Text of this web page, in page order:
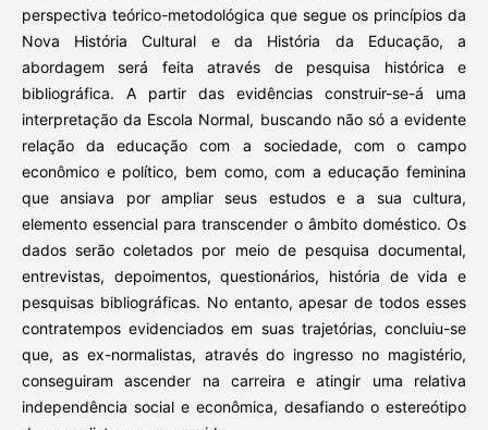
perspectiva teórico-metodológica que segue os princípios da
Nova História Cultural e da História da Educação, a
abordagem será feita através de pesquisa histórica e
bibliográfica. A partir das evidências construir-se-á uma
interpretação da Escola Normal, buscando não só a evidente
relação da educação com a sociedade, com o campo
econômico e político, bem como, com a educação feminina
que ansiava por ampliar seus estudos e a sua cultura,
elemento essencial para transcender o âmbito doméstico. Os
dados serão coletados por meio de pesquisa documental,
entrevistas, depoimentos, questionários, história de vida e
pesquisas bibliográficas. No entanto, apesar de todos esses
contratempos evidenciados em suas trajetórias, concluiu-se
que, as ex-normalistas, através do ingresso no magistério,
conseguiram ascender na carreira e atingir uma relativa
independência social e econômica, desafiando o estereótipo